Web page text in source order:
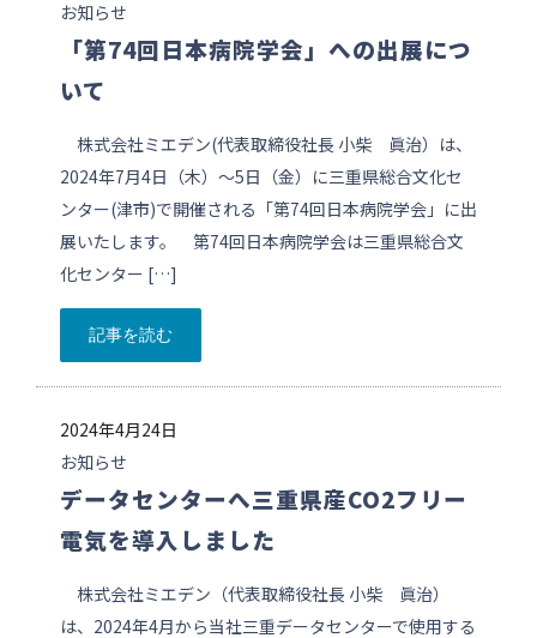
お知らせ
「第74回日本病院学会」への出展につ
いて
株式会社ミエデン(代表取締役社長 小柴 眞治）は、
2024年7月4日（木）～5日（金）に三重県総合文化セ
ンター(津市)で開催される「第74回日本病院学会」に出
展いたします。 第74回日本病院学会は三重県総合文
化センター […]
記事を読む
2024年4月24日
お知らせ
データセンターへ三重県産CO2フリー
電気を導入しました
株式会社ミエデン（代表取締役社長 小柴 眞治）
は、2024年4月から当社三重データセンターで使用する